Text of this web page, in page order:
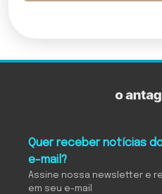
Quer receber notícias
e-mail?
Assine nossa newsletter e
em seu e-mail